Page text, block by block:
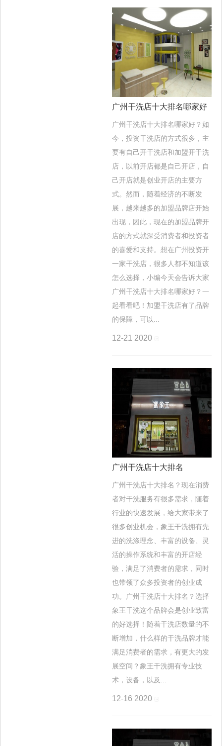
广州干洗店十大排名哪家好
广州干洗店十大排名哪家好？如
今，投资干洗店的方式很多，主
要有自己开干洗店和加盟开干洗
店，以前开店都是自己开店，自
己开店就是创业开店的主要方
式。然而，随着经济的不断发
展，越来越多的加盟品牌店开始
出现，因此，现在的加盟品牌开
店的方式就深受消费者和投资者
的喜爱和支持。想在广州投资开
一家干洗店，很多人都不知道该
怎么选择，小编今天会告诉大家
广州干洗店十大排名哪家好？一
起看看吧！加盟干洗店有了品牌
的保障，可以...
12-21 2020
广州干洗店十大排名
广州干洗店十大排名？现在消费
者对干洗服务有很多需求，随着
行业的快速发展，给大家带来了
很多创业机会，象王干洗拥有先
进的洗涤理念、丰富的设备、灵
活的操作系统和丰富的开店经
验，满足了消费者的需求，同时
也带领了众多投资者的创业成
功。广州干洗店十大排名？选择
象王干洗这个品牌会是创业致富
的好选择！随着干洗店数量的不
断增加，什么样的干洗品牌才能
满足消费者的需求，有更大的发
展空间？象王干洗拥有专业技
术，设备，以及...
12-16 2020